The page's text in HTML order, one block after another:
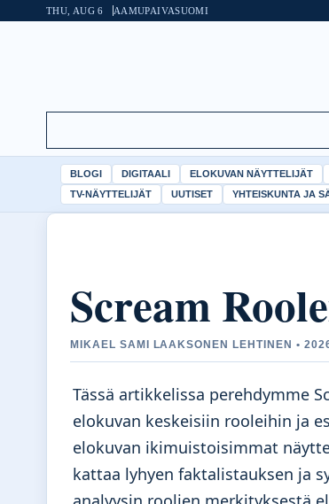
THU, AUG 6 AAMUPAIVASUOMI
BLOGI DIGITAALI ELOKUVAN NÄYTTELIJÄT
TV-NÄYTTELIJÄT
UUTISET YHTEISKUNTA JA
Scream
MIKAEL SAMI LAAKSONEN LEHTINEN •
Tässä artikkelissa perehdymme
elokuvan keskeisiin rooleihin ja
elokuvan ikimuistoisimmat
kattaa lyhyen faktalistauksen ja